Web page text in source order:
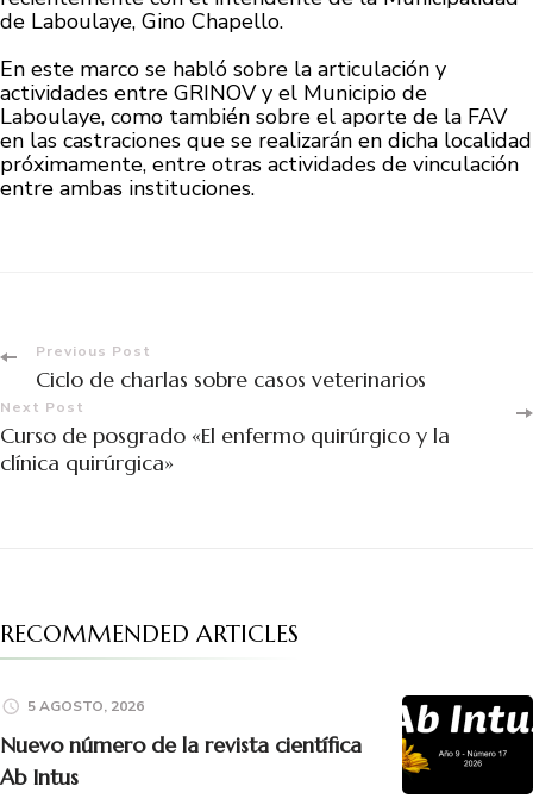
de Laboulaye, Gino Chapello.
En este marco se habló sobre la articulación y
actividades entre GRINOV y el Municipio de
Laboulaye, como también sobre el aporte de la FAV
en las castraciones que se realizarán en dicha localidad
próximamente, entre otras actividades de vinculación
entre ambas instituciones.
Previous Post
Ciclo de charlas sobre casos veterinarios
Next Post
Curso de posgrado «El enfermo quirúrgico y la
clínica quirúrgica»
RECOMMENDED ARTICLES
5 AGOSTO, 2026
Nuevo número de la revista científica
Ab Intus